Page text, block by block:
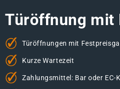
Türöffnung mit
Türöffnungen mit
Kurze Wartezeit
Zahlungsmittel: Bar oder EC-